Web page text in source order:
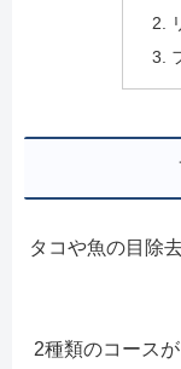
タコや魚の目除
2種類のコース